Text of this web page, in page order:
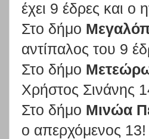
έχει 9 έδρες και ο
Στο δήμο
αντίπαλος του 9
Στο δήμο
Χρήστος Σινάνης
Στο δήμο Μινώα
ο απερχόμενος 13!